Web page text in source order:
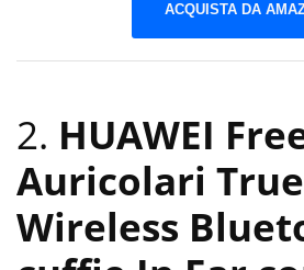
ACQUISTA DA
2. HUAWEI
Auricolari True
Wireless